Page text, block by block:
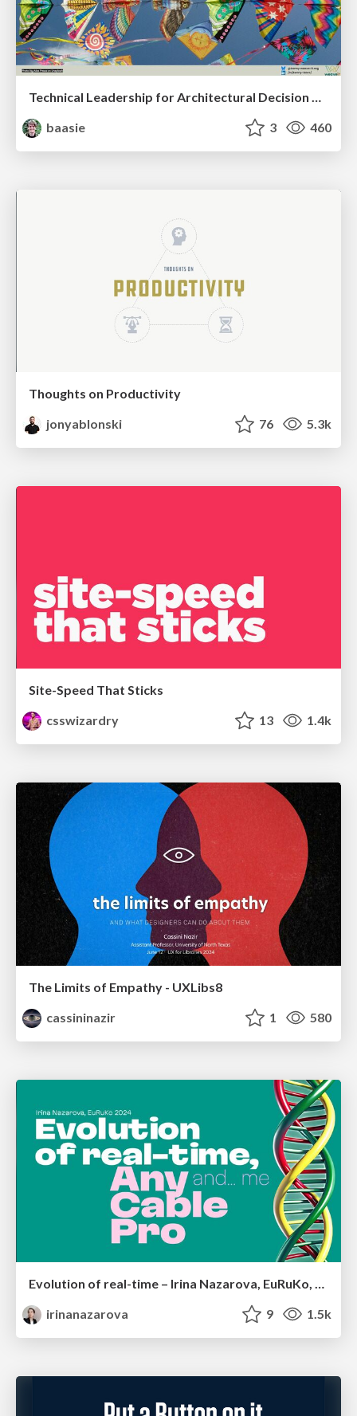
baasie
3 460
Thoughts on Productivity
jonyablonski
76 5.3k
Site-Speed That Sticks
csswizardry
13 1.4k
The Limits of Empathy - UXLibs8
cassininazir
1 580
Evolution of real-time – Irina Nazarova, EuRuKo, 2024
irinanazarova
9 1.5k